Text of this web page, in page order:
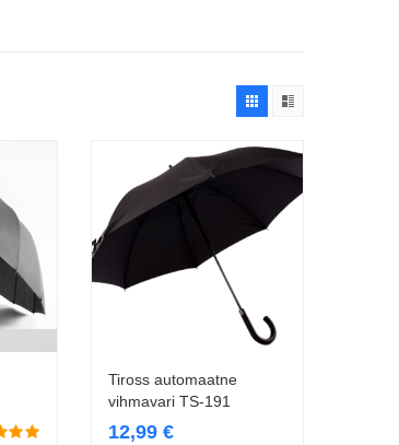
Loe edasi
Tiross automaatne
vihmavari TS-191
12,99 €